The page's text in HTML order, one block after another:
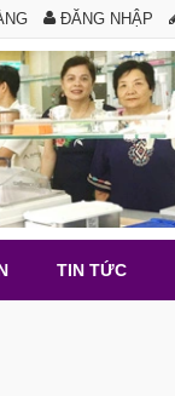
ĐĂNG NHẬP
TIN TỨC